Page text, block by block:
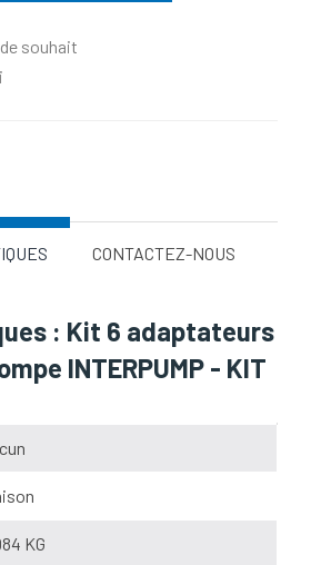
souhait
CONTACTEZ-NOUS
: Kit 6 adaptateurs
INTERPUMP - KIT
KG